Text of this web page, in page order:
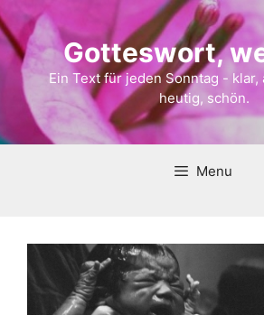
Gotteswort,
Ein Text für jeden Sonntag - klar,
heutig, schön.
Menu